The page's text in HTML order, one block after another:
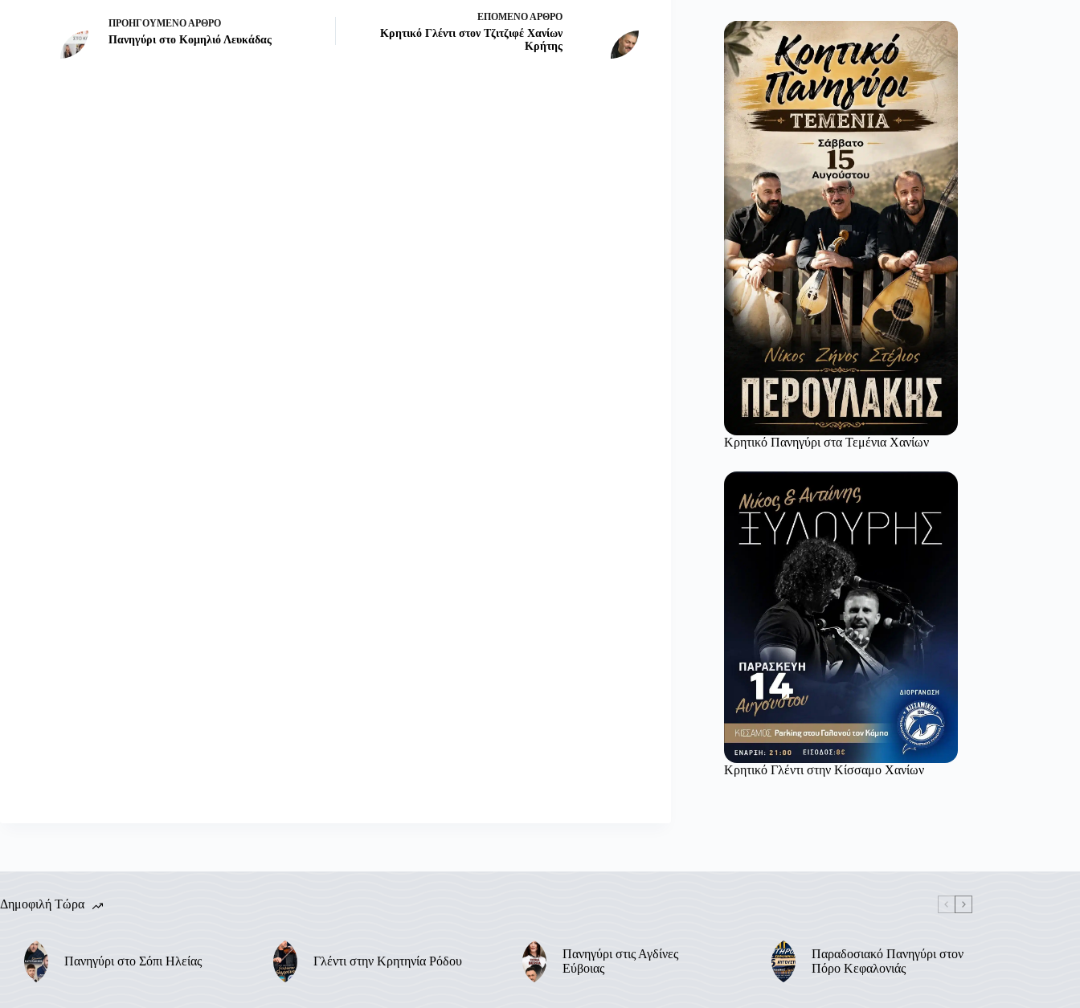
ΠΡΟΗΓΟΎΜΕΝΟ ΆΡΘΡΟ
Πανηγύρι στο Κομηλιό Λευκάδας
ΕΠΌΜΕΝΟ ΆΡΘΡΟ
Κρητικό Γλέντι στον Τζιτζιφέ Χανίων
Κρήτης
Κρητικό Πανηγύρι στα Τεμένια Χανίων
Κρητικό Γλέντι στην Κίσσαμο Χανίων
Δημοφιλή Τώρα
Πανηγύρι στο Σόπι Ηλείας Γλέντι στην Κρητηνία Ρόδου
Πανηγύρι στις Αγδίνες
Εύβοιας
Παραδοσιακό Πανηγύρι στον
Πόρο Κεφαλονιάς